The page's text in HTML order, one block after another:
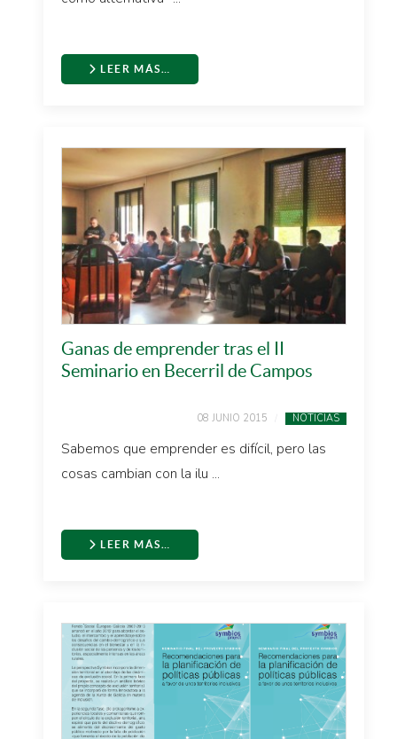
LEER MÁS…
Ganas de emprender tras el II
Seminario en Becerril de Campos
08 JUNIO 2015 NOTICIAS
Sabemos que emprender es difícil, pero las
cosas cambian con la ilu ...
LEER MÁS…